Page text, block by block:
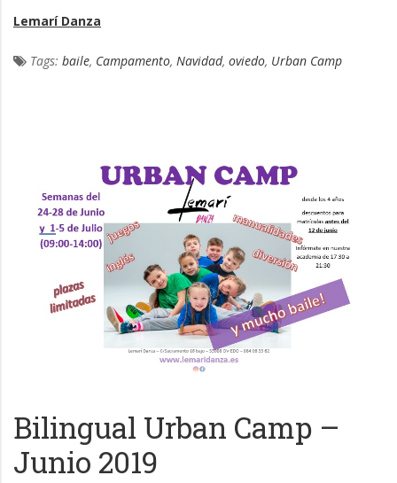
Lemarí Danza
Tags: baile, Campamento, Navidad, oviedo, Urban Camp
Bilingual Urban Camp –
Junio 2019